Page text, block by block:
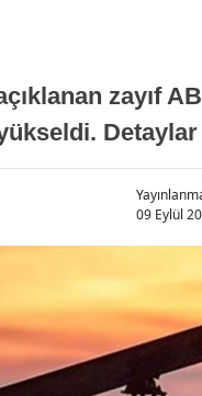
zayıf
09 Eylül